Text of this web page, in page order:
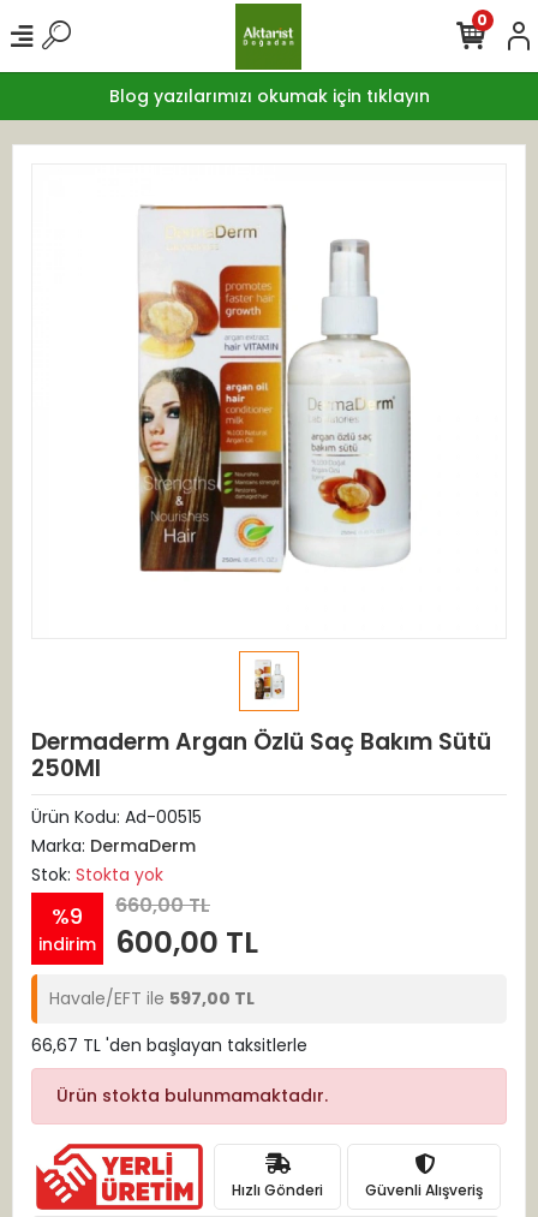
Blog yazılarımızı okumak için tıklayın
0
Dermaderm Argan Özlü Saç Bakım Sütü
250Ml
Ürün Kodu: Ad-00515
Marka: DermaDerm
Stok: Stokta yok
%9
indirim
660,00 TL
600,00 TL
Havale/EFT ile 597,00 TL
66,67 TL 'den başlayan taksitlerle
Ürün stokta bulunmamaktadır.
Hızlı Gönderi Güvenli Alışveriş